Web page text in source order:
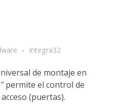
Integra32
de montaje en
permite el control de
(puertas).